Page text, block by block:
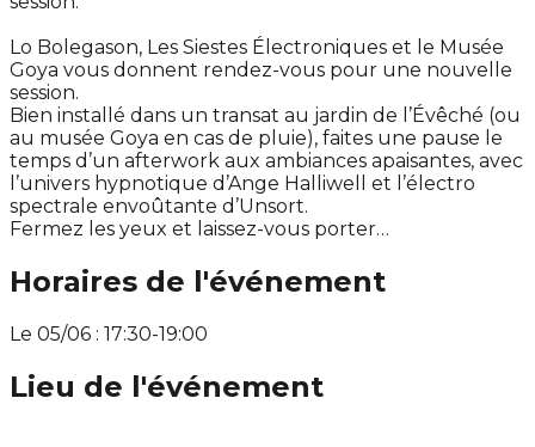
Lo Bolegason, Les Siestes Électroniques et le Musée
Goya vous donnent rendez-vous pour une nouvelle
session.
Bien installé dans un transat au jardin de l’Évêché (ou
au musée Goya en cas de pluie), faites une pause le
temps d’un afterwork aux ambiances apaisantes, avec
l’univers hypnotique d’Ange Halliwell et l’électro
spectrale envoûtante d’Unsort.
Fermez les yeux et laissez-vous porter…
Horaires de l'événement
Le 05/06 : 17:30-19:00
Lieu de l'événement